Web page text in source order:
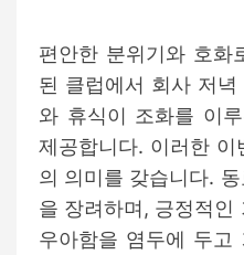
A
u
t
h
o
r
편안한 분위기와 호화
된 클럽에서 회사 저
와 휴식이 조화를 이
제공합니다. 이러한
의 의미를 갖습니다.
을 장려하며, 긍정적인
우아함을 염두에 두고